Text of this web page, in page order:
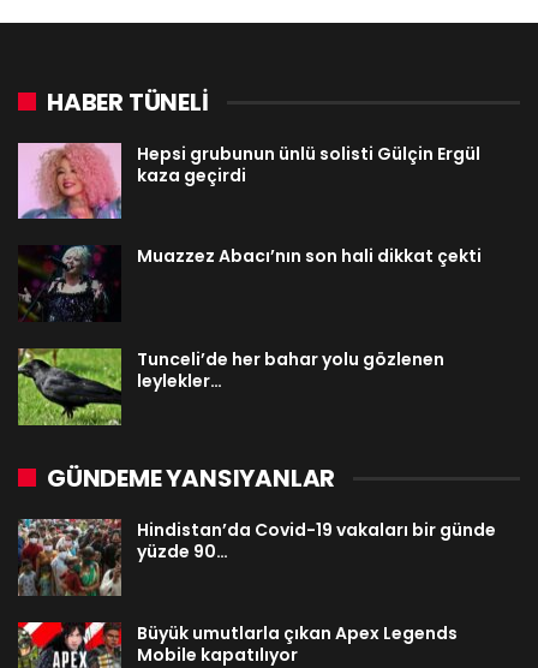
HABER TÜNELİ
Hepsi grubunun ünlü solisti Gülçin Ergül
kaza geçirdi
Muazzez Abacı’nın son hali dikkat çekti
Tunceli’de her bahar yolu gözlenen
leylekler…
GÜNDEME YANSIYANLAR
Hindistan’da Covid-19 vakaları bir günde
yüzde 90…
Büyük umutlarla çıkan Apex Legends
Mobile kapatılıyor